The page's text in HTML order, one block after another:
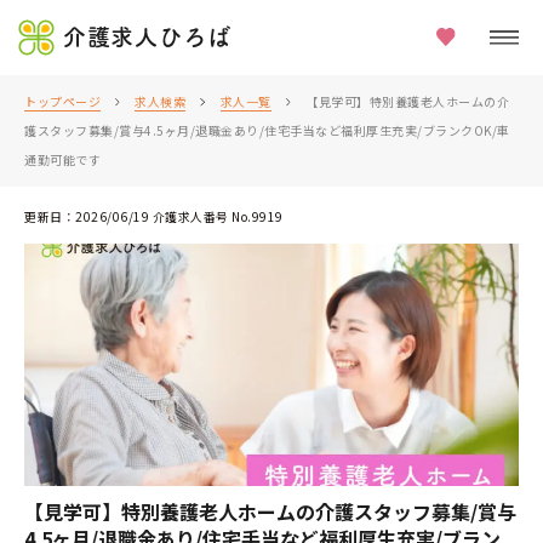
介護求人ひろば
トップページ 求人検索 求人一覧
【見学可】特別養護老人ホームの介
護スタッフ募集/賞与4.5ヶ月/退職金あり/住宅手当など福利厚生充実/ブランクOK/車
通勤可能です
更新日：2026/06/19 介護求人番号 No.9919
【見学可】特別養護老人ホームの介護スタッフ募集/賞与